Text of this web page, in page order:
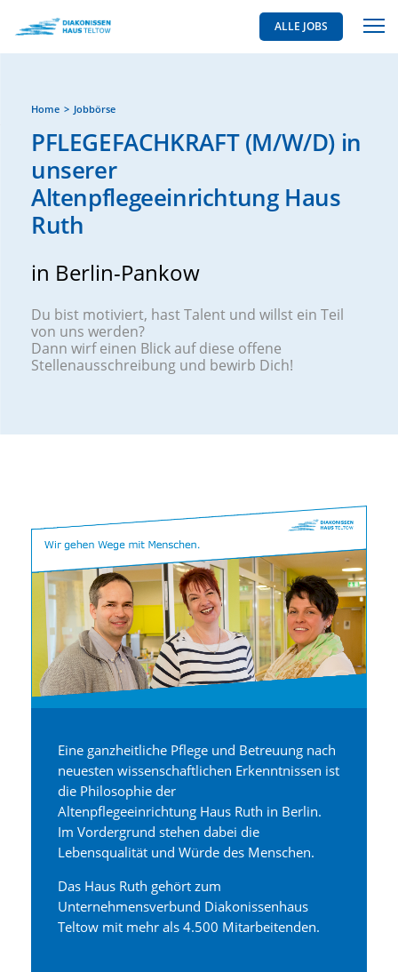
ALLE JOBS
Home Jobbörse
PFLEGEFACHKRAFT (M/W/D) in
unserer
Altenpflegeeinrichtung Haus
Ruth
in Berlin-Pankow
Du bist motiviert, hast Talent und willst ein Teil
von uns werden?
Dann wirf einen Blick auf diese offene
Stellenausschreibung und bewirb Dich!
Eine ganzheitliche Pflege und Betreuung nach
neuesten wissenschaftlichen Erkenntnissen ist
die Philosophie der
Altenpflegeeinrichtung Haus Ruth in Berlin.
Im Vordergrund stehen dabei die
Lebensqualität und Würde des Menschen.
Das Haus Ruth gehört zum
Unternehmensverbund Diakonissenhaus
Teltow mit mehr als 4.500 Mitarbeitenden.